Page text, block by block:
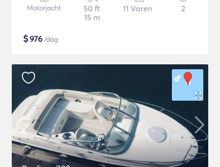
Motorjacht
50 ft
15 m
11 Varen 2
$976 /dag